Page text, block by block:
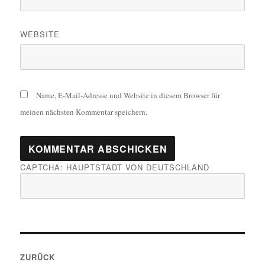
WEBSITE
Name, E-Mail-Adresse und Website in diesem Browser für
meinen nächsten Kommentar speichern.
CAPTCHA: HAUPTSTADT VON DEUTSCHLAND
ZURÜCK